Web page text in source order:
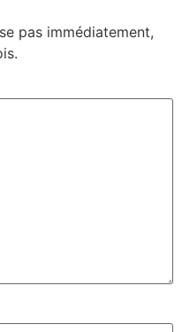
pas immédiatement,